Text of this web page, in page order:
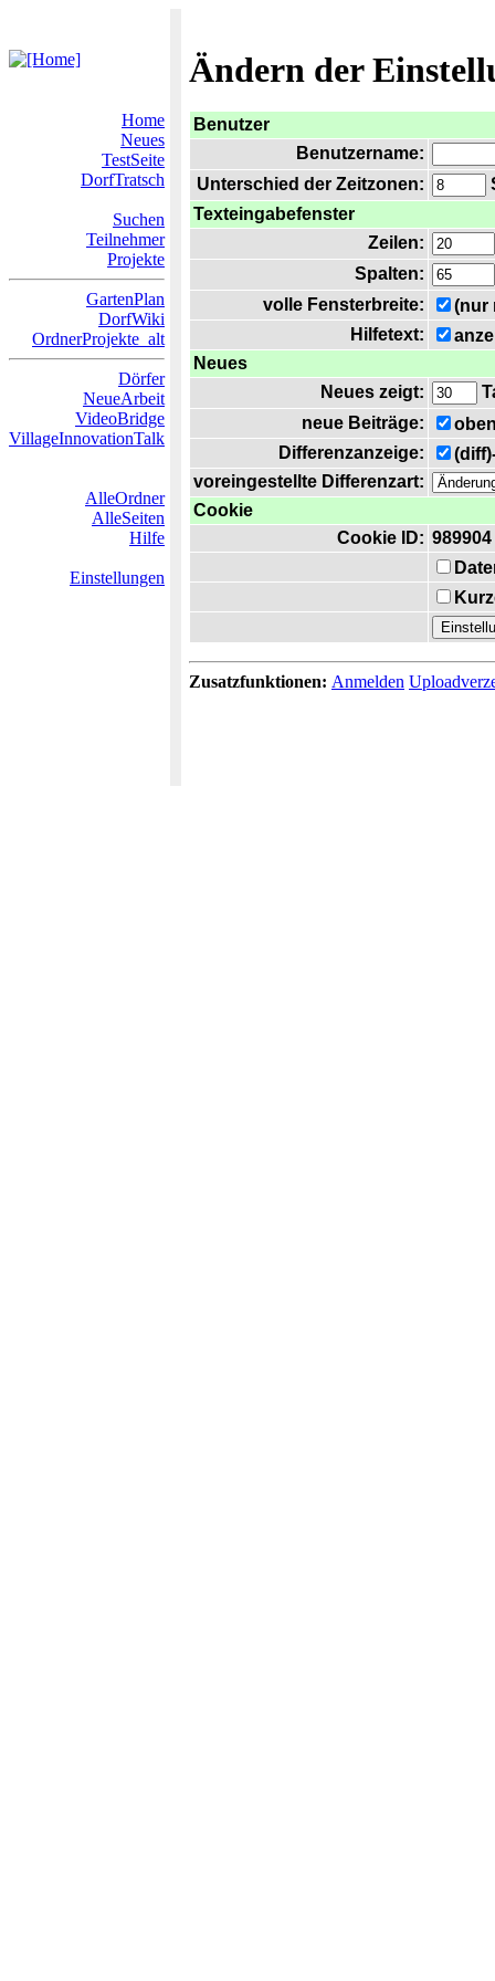
Ändern der
Home
Neues
TestSeite
DorfTratsch
Suchen
Teilnehmer
Projekte
GartenPlan
DorfWiki
OrdnerProjekte_alt
Dörfer
NeueArbeit
VideoBridge
VillageInnovationTalk
AlleOrdner
AlleSeiten
Hilfe
Einstellungen
Benutzer
Benutzername:
Unterschied der Zeitzonen:
Texteingabefenster
Zeilen:
Spalten:
volle Fensterbreite:
(nur
Hilfetext:
Neues
Neues zeigt:
neue Beiträge:
Differenzanzeige:
voreingestellte Differenzart:
Cookie
Cookie ID: 989904
Zusatzfunktionen: Anmelden